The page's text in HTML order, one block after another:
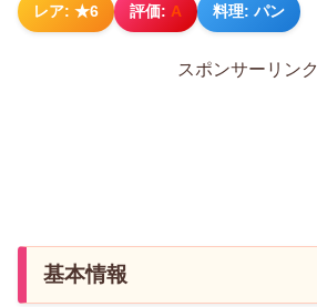
レア: ★6 評価: A 料理: パン
スポンサーリンク
基本情報